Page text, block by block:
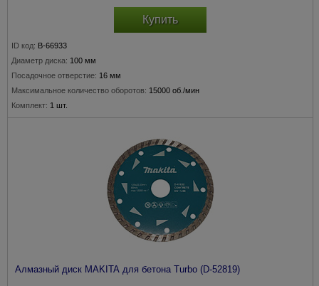
Купить
ID код: B-66933
Диаметр диска: 100 мм
Посадочное отверстие: 16 мм
Максимальное количество оборотов: 15000 об./мин
Комплект: 1 шт.
Алмазный диск MAKITA для бетона Turbo (D-52819)